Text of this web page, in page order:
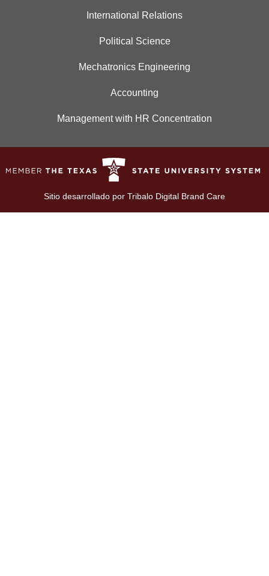
International Relations
Political Science
Mechatronics Engineering
Accounting
Management with HR Concentration
Sitio desarrollado por Tribalo Digital Brand Care